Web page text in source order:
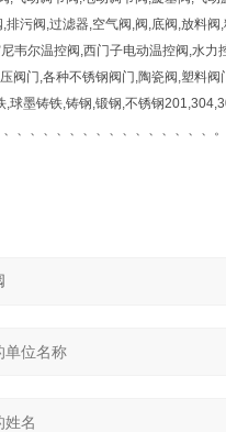
污阀,过滤器,空气阀,阀,底阀,放料
韦尔温控阀,西门子电动温控阀,水
阀门,各种不锈钢阀门,陶瓷阀,塑料
,球墨铸铁,铸钢,锻钢,不锈钢
、、、、、、、、、、、、、、、。